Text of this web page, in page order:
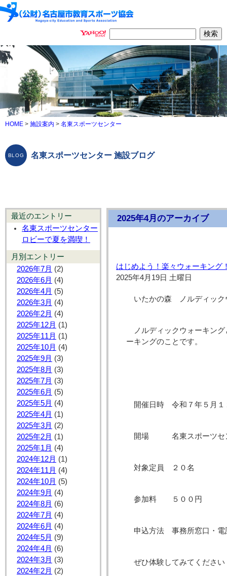
HOME > 施設案内 > 名東スポーツセンター
名東スポーツセンター 施設ブログ
最近のエントリー
名東スポーツセンター
ロビーで夏を満喫！
月別エントリー
2026年7月 (2)
2026年6月 (4)
2026年4月 (5)
2026年3月 (4)
2026年2月 (4)
2025年12月 (1)
2025年11月 (1)
2025年10月 (4)
2025年9月 (3)
2025年8月 (3)
2025年7月 (3)
2025年6月 (5)
2025年5月 (4)
2025年4月 (1)
2025年3月 (2)
2025年2月 (1)
2025年1月 (4)
2024年12月 (1)
2024年11月 (4)
2024年10月 (5)
2024年9月 (4)
2024年8月 (6)
2024年7月 (4)
2024年6月 (4)
2024年5月 (9)
2024年4月 (6)
2024年3月 (3)
2024年2月 (2)
2025年4月のアーカイブ
はじめよう！楽々ウォーキング
2025年4月19日 土曜日
いたかの森 ノルディック
ノルディックウォーキン
ーキングのことです。
開催日時 令和７年５月
開場 名東スポーツセン
対象定員 ２０名
参加料 ５００円
申込方法 事務所窓口・電
ぜひ体験してみてください